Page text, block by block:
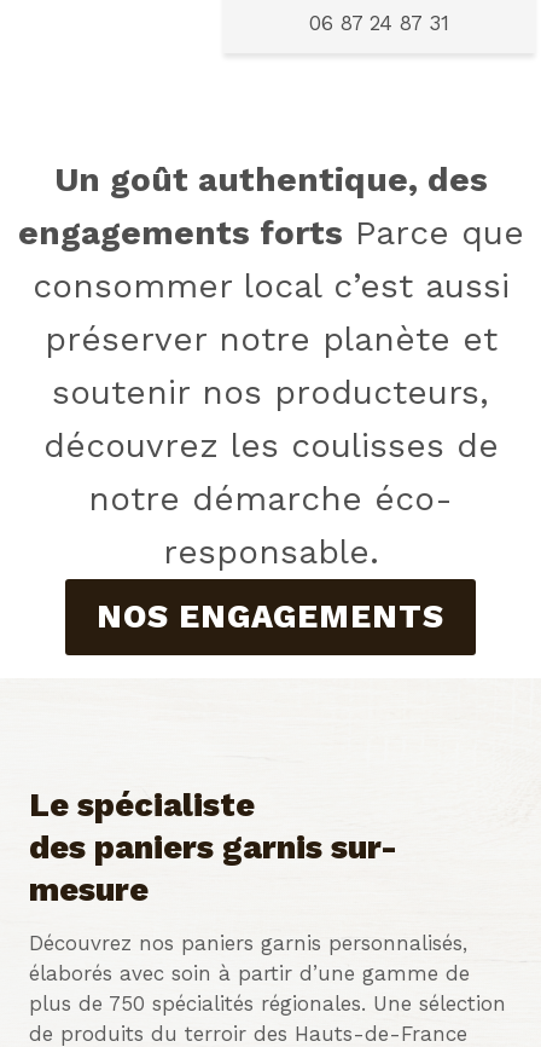
06 87 24 87 31
Un goût authentique, des
engagements forts Parce que
consommer local c’est aussi
préserver notre planète et
soutenir nos producteurs,
découvrez les coulisses de
notre démarche éco-
responsable.
NOS ENGAGEMENTS
Le spécialiste
des paniers garnis sur-
mesure
Découvrez nos paniers garnis personnalisés,
élaborés avec soin à partir d’une gamme de
plus de 750 spécialités régionales. Une sélection
de produits du terroir des Hauts-de-France